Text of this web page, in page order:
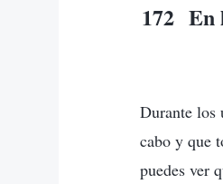
172 En
Durante los
cabo y que
puedes ver